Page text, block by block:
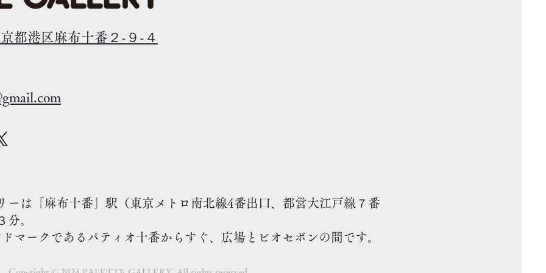
ーは「麻布十番」駅（東京メトロ南北線4番出口、 都営大江戸線７番
分。
マークであるパティオ十番からすぐ、 広場とビオセボンの間です。
都港区麻布十番２-９-４